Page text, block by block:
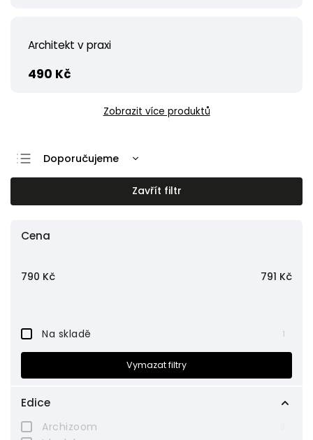
Architekt v praxi
490 Kč
Zobrazit více produktů
Doporučujeme
Nejlevnější
Nejdražší
Zavřít filtr
Cena
790 Kč 791 Kč
Na skladě 1
Edice
Archizoom
Vymazat filtry